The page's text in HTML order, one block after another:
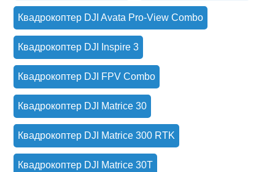
Квадрокоптер DJI Avata Pro-View Combo
Квадрокоптер DJI Inspire 3
Квадрокоптер DJI FPV Combo
Квадрокоптер DJI Matrice 30
Квадрокоптер DJI Matrice 300 RTK
Квадрокоптер DJI Matrice 30T